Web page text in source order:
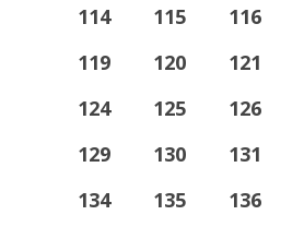
114
115 116
119
120 121
124
125 126
129
130 131
134
135 136